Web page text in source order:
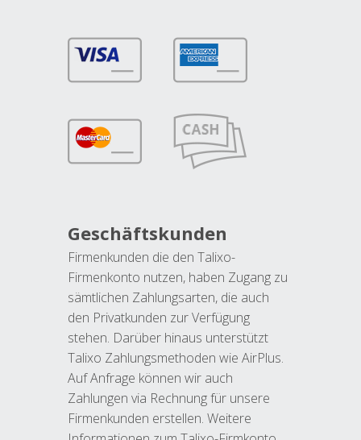
Geschäftskunden
Firmenkunden die den Talixo-
Firmenkonto nutzen, haben Zugang zu
sämtlichen Zahlungsarten, die auch
den Privatkunden zur Verfügung
stehen. Darüber hinaus unterstützt
Talixo Zahlungsmethoden wie AirPlus.
Auf Anfrage können wir auch
Zahlungen via Rechnung für unsere
Firmenkunden erstellen. Weitere